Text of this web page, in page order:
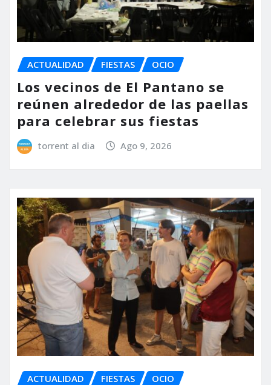
ACTUALIDAD FIESTAS OCIO
Los vecinos de El Pantano se
reúnen alrededor de las paellas
para celebrar sus fiestas
torrent al dia Ago 9, 2026
ACTUALIDAD FIESTAS OCIO